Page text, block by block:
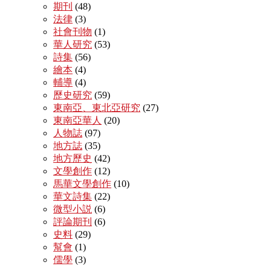
期刊 (48)
法律 (3)
社會刊物 (1)
華人研究 (53)
詩集 (56)
繪本 (4)
輔導 (4)
歷史研究 (59)
東南亞、東北亞研究 (27)
東南亞華人 (20)
人物誌 (97)
地方誌 (35)
地方歷史 (42)
文學創作 (12)
馬華文學創作 (10)
華文詩集 (22)
微型小説 (6)
評論期刊 (6)
史料 (29)
幫會 (1)
儒學 (3)